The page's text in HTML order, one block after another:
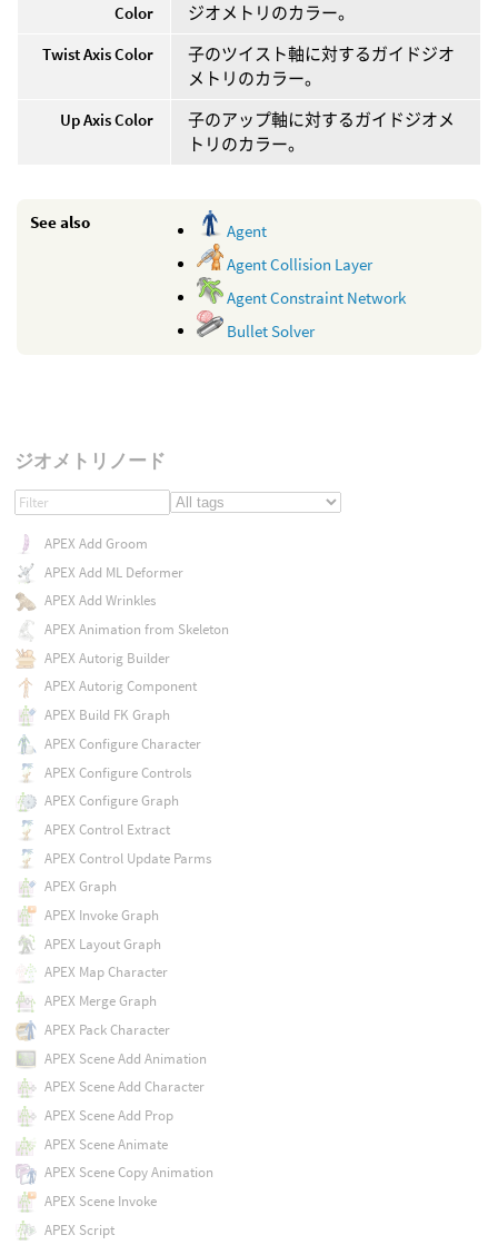
Color
ジオメトリのカラー。
Twist Axis Color
子のツイスト軸に対するガイドジオ
メトリのカラー。
Up Axis Color
子のアップ軸に対するガイドジオメ
トリのカラー。
See also
Agent
Agent Collision Layer
Agent Constraint Network
Bullet Solver
ジオメトリノード
APEX Add Groom
APEX Add ML Deformer
APEX Add Wrinkles
APEX Animation from Skeleton
APEX Autorig Builder
APEX Autorig Component
APEX Build FK Graph
APEX Configure Character
APEX Configure Controls
APEX Configure Graph
APEX Control Extract
APEX Control Update Parms
APEX Graph
APEX Invoke Graph
APEX Layout Graph
APEX Map Character
APEX Merge Graph
APEX Pack Character
APEX Scene Add Animation
APEX Scene Add Character
APEX Scene Add Prop
APEX Scene Animate
APEX Scene Copy Animation
APEX Scene Invoke
APEX Script